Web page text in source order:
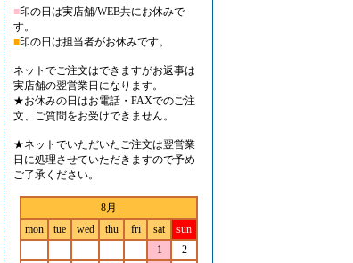
■印の日は実店舗/WEB共にお休みで
す。
■印の日は担当者がお休みです。
ネットでご注文はできますがお返事は
実店舗の翌営業日になります。
★お休みの日はお電話・FAXでのご注
文、ご質問をお受けできません。
★ネットでいただいたご注文は翌営業
日に処理させていただきますので予め
ご了承ください。
8月
mon
tue wed thu fri sat
sun
1
2